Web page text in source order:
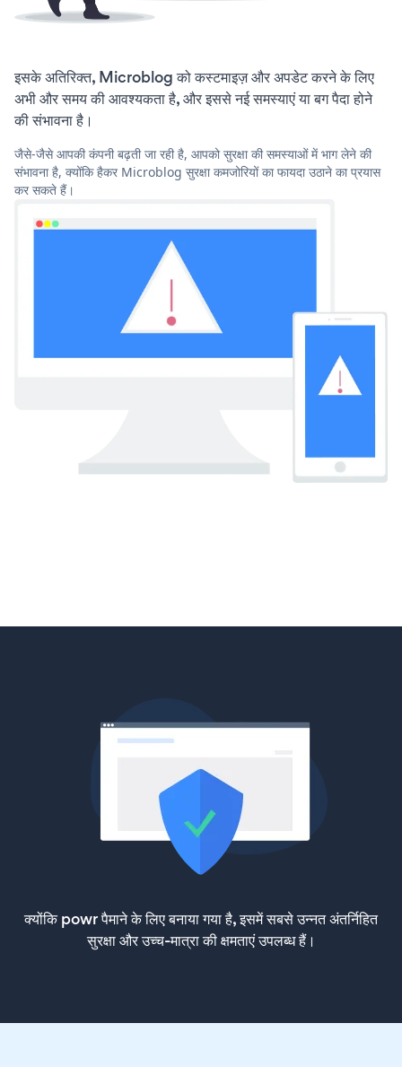
इसके अतिरिक्त, Microblog को कस्टमाइज़ और अपडेट करने के लिए
अभी और समय की आवश्यकता है, और इससे नई समस्याएं या बग पैदा होने
की संभावना है।
जैसे-जैसे आपकी कंपनी बढ़ती जा रही है, आपको सुरक्षा की समस्याओं में भाग लेने की
संभावना है, क्योंकि हैकर Microblog सुरक्षा कमजोरियों का फायदा उठाने का प्रयास
कर सकते हैं।
क्योंकि powr पैमाने के लिए बनाया गया है, इसमें सबसे उन्नत अंतर्निहित
सुरक्षा और उच्च-मात्रा की क्षमताएं उपलब्ध हैं।